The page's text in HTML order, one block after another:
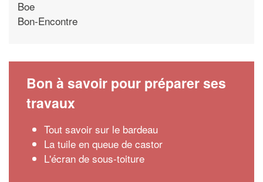
Boe
Bon-Encontre
Bon à savoir pour préparer ses
travaux
Tout savoir sur le bardeau
La tuile en queue de castor
L'écran de sous-toiture